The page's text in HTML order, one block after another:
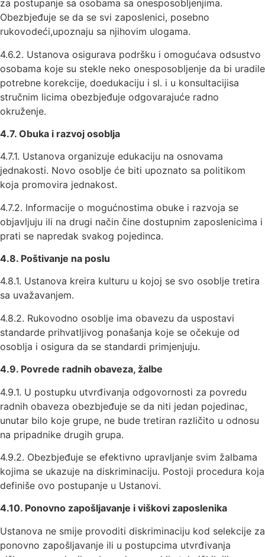
za postupanje sa osobama sa onesposobljenjima.
Obezbjeđuje se da se svi zaposlenici, posebno
rukovodeći,upoznaju sa njihovim ulogama.
4.6.2. Ustanova osigurava podršku i omogućava odsustvo
osobama koje su stekle neko onesposobljenje da bi uradile
potrebne korekcije, doedukaciju i sl. i u konsultacijisa
stručnim licima obezbjeđuje odgovarajuće radno
okruženje.
4.7. Obuka i razvoj osoblja
4.7.1. Ustanova organizuje edukaciju na osnovama
jednakosti. Novo osoblje će biti upoznato sa politikom
koja promovira jednakost.
4.7.2. Informacije o mogućnostima obuke i razvoja se
objavljuju ili na drugi način čine dostupnim zaposlenicima i
prati se napredak svakog pojedinca.
4.8. Poštivanje na poslu
4.8.1. Ustanova kreira kulturu u kojoj se svo osoblje tretira
sa uvažavanjem.
4.8.2. Rukovodno osoblje ima obavezu da uspostavi
standarde prihvatljivog ponašanja koje se očekuje od
osoblja i osigura da se standardi primjenjuju.
4.9. Povrede radnih obaveza, žalbe
4.9.1. U postupku utvrđivanja odgovornosti za povredu
radnih obaveza obezbjeđuje se da niti jedan pojedinac,
unutar bilo koje grupe, ne bude tretiran različito u odnosu
na pripadnike drugih grupa.
4.9.2. Obezbjeđuje se efektivno upravljanje svim žalbama
kojima se ukazuje na diskriminaciju. Postoji procedura koja
definiše ovo postupanje u Ustanovi.
4.10. Ponovno zapošljavanje i viškovi zaposlenika
Ustanova ne smije provoditi diskriminaciju kod selekcije za
ponovno zapošljavanje ili u postupcima utvrđivanja